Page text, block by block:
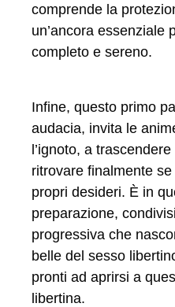
comprende la
un’ancora essenziale
completo e sereno.
Infine, questo primo
audacia, invita le
l’ignoto, a
ritrovare finalmente
propri desideri. È in
preparazione,
progressiva che
belle del sesso
pronti ad aprirsi a
libertina.